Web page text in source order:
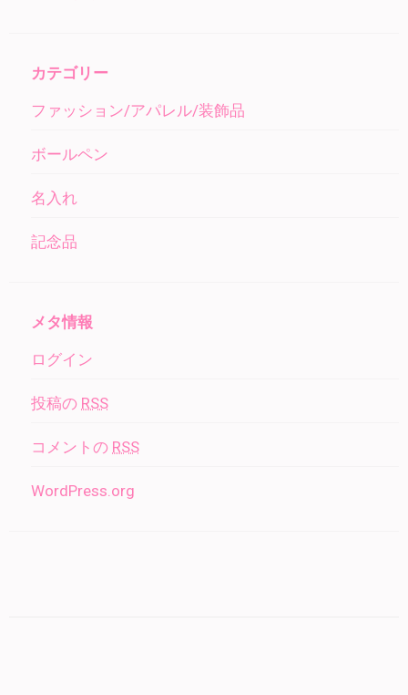
カテゴリー
ファッション/アパレル/装飾品
ボールペン
名入れ
記念品
メタ情報
ログイン
投稿の RSS
コメントの RSS
WordPress.org